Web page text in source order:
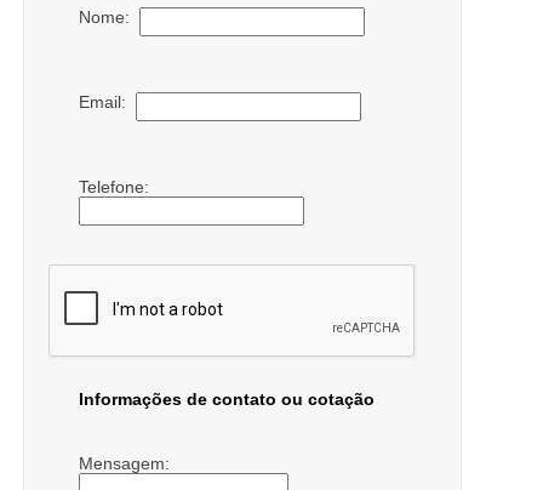
Nome:
Email:
Telefone:
Informações de contato ou cotação
Mensagem: